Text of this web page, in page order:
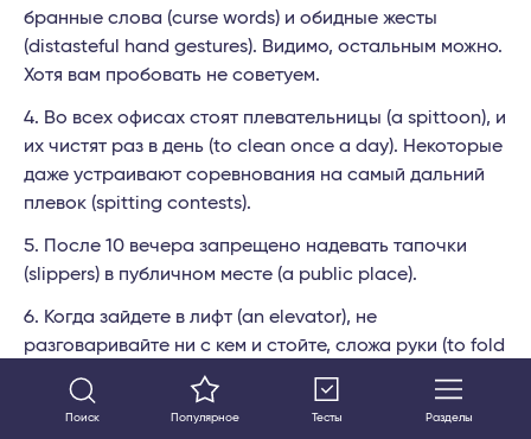
бранные слова (curse words) и обидные жесты
(distasteful hand gestures). Видимо, остальным можно.
Хотя вам пробовать не советуем.
Во всех офисах стоят плевательницы (a spittoon), и
их чистят раз в день (to clean once a day). Некоторые
даже устраивают соревнования на самый дальний
плевок (spitting contests).
После 10 вечера запрещено надевать тапочки
(slippers) в публичном месте (a public place).
Когда зайдете в лифт (an elevator), не
разговаривайте ни с кем и стойте, сложа руки (to fold
hands). Злодеи (villains) повсюду.
Любовь имеет цену: за флирт (flirt) вас могут
Поиск Популярное Тесты Разделы